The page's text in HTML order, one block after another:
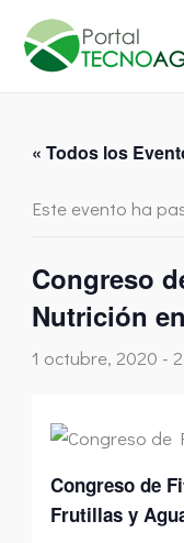
contenido
« Todos los
Este evento ha
Congreso
Nutrición
1 octubre, 2020 -
Congreso de
Frutillas y